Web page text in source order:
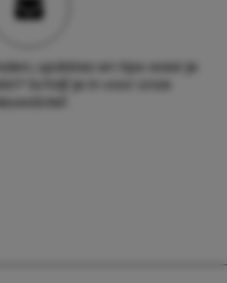
updates en tips waar je
Schrijf je in voor onze